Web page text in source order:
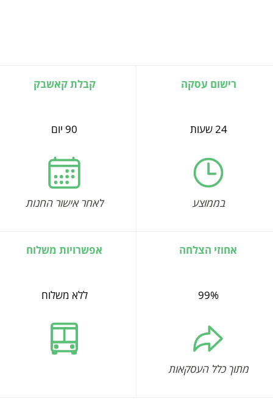
רישום עסקה
24 שעות
בממוצע
קבלת קאשבק
90 יום
לאחר אישור החנות
אחוזי הצלחה
99%
מתוך כלל העסקאות
אפשרויות משלוח
ללא משלוח